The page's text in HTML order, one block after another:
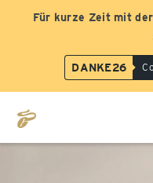
Für kurze Zeit mit
DANKE26